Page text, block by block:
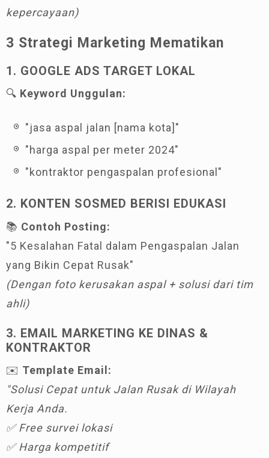
kepercayaan)
3 Strategi Marketing Mematikan
1. GOOGLE ADS TARGET LOKAL
🔍 Keyword Unggulan:
"jasa aspal jalan [nama kota]"
"harga aspal per meter 2024"
"kontraktor pengaspalan profesional"
2. KONTEN SOSMED BERISI EDUKASI
📚 Contoh Posting:
"5 Kesalahan Fatal dalam Pengaspalan Jalan
yang Bikin Cepat Rusak"
(Dengan foto kerusakan aspal + solusi dari tim
ahli)
3. EMAIL MARKETING KE DINAS &
KONTRAKTOR
✉️ Template Email:
"Solusi Cepat untuk Jalan Rusak di Wilayah
Kerja Anda.
✅ Free survei lokasi
✅ Harga kompetitif